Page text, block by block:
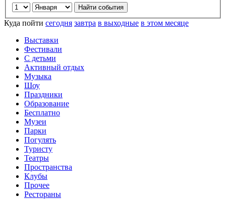
Куда пойти сегодня завтра в выходные в этом месяце
Выставки
Фестивали
С детьми
Активный отдых
Музыка
Шоу
Праздники
Образование
Бесплатно
Музеи
Парки
Погулять
Туристу
Театры
Пространства
Клубы
Прочее
Рестораны